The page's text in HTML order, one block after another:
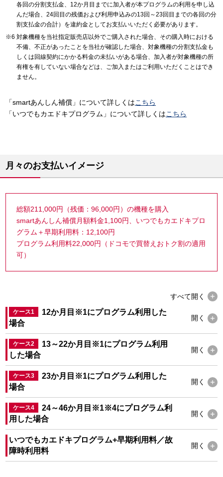
各回の分割支払金、12か月目までに加入者が本プログラムの利用を申し込
んだ場合、24回目の残価および利用申込みの13回～23回目までの各回の分
割支払金の合計）を違約金としてお支払いいただく必要があります。
対象機種を当社指定販売店以外でご購入された場合、その購入時における
不備、不正があったことを当社が確認した場合、対象機種の分割支払金も
しくは回線契約にかかる料金の未払いがある場合、加入者が対象機種の所
有権を有していない場合などは、ご加入またはご利用いただくことはでき
ません。
「smartあんしん補償」について詳しくはこちら
「いつでもカエドキプログラム」について詳しくはこちら
月々のお支払いイメージ
総額211,000円（残価：96,000円）の機種を購入
smartあんしん補償月額料金1,100円、いつでもカエドキプロ
グラム＋早期利用料：12,100円
プログラム利用料22,000円（ドコモで買替えおトク割の適用
可）
すべて開く
ケース1 12か月目 ※1にプログラム利用した
場合
開く
ケース2 13～22か月目 ※1にプログラム利用
した場合
開く
ケース3 23か月目 ※1にプログラム利用した
場合
開く
ケース4 24～46か月目 ※1※4にプログラム利
用した場合
開く
いつでもカエドキプログラム+早期利用料／故
障時利用料
開く